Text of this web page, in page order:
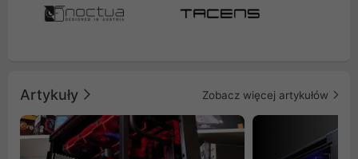
Artykuły Zobacz więcej artykułów